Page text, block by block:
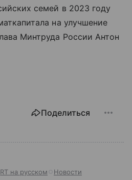
семей в 2023 году
на улучшение
Минтруда России Антон
Поделиться
RT на русском Новости